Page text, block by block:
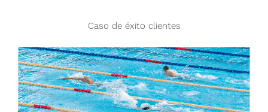
Caso de éxito clientes